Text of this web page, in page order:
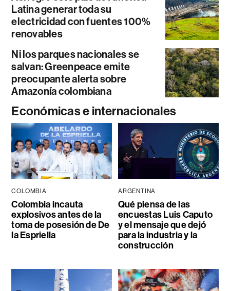
Latina generar toda su
electricidad con fuentes 100%
renovables
Ni los parques nacionales se
salvan: Greenpeace emite
preocupante alerta sobre
Amazonía colombiana
Económicas e internacionales
COLOMBIA
Colombia incauta
explosivos antes de la
toma de posesión de De
la Espriella
ARGENTINA
Qué piensa de las
encuestas Luis Caputo
y el mensaje que dejó
para la industria y la
construcción